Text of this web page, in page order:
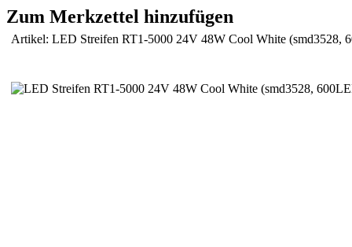
Zum Merkzettel hinzufügen
Artikel: LED Streifen RT1-5000 24V 48W Cool White (smd3528,